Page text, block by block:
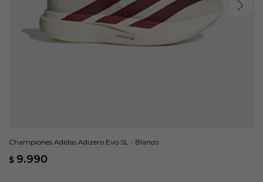
Championes Adidas Adizero Evo SL - Blanco
$ 9.990